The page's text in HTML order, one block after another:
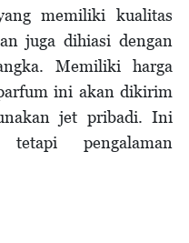
memiliki kualitas
juga dihiasi dengan
Memiliki harga
ini akan dikirim
jet pribadi. Ini
pengalaman